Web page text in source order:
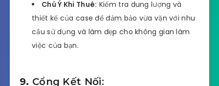
Chú Ý Khi Thuê: Kiểm tra dung lượng và
thiết kế của case để đảm bảo vừa vặn với nhu
cầu sử dụng và làm đẹp cho không gian làm
việc của bạn.
9. Cổng Kết Nối: